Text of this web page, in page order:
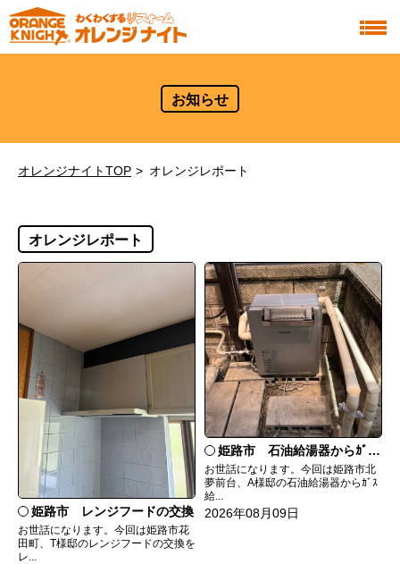
お知らせ
オレンジナイトTOP オレンジレポート
オレンジレポート
姫路市 レンジフードの交換
お世話になります。今回は姫路市花
田町、T様邸のレンジフードの交換を
レ...
姫路市 石油給湯器からｶﾞｽ給湯器へ取替
お世話になります。今回は姫路市北
夢前台、A様邸の石油給湯器からｶﾞｽ
給...
2026年08月09日